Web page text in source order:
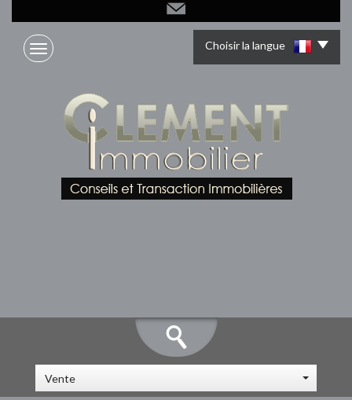
Choisir la langue
Vente